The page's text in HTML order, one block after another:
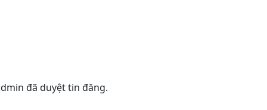
đã duyệt tin đăng.